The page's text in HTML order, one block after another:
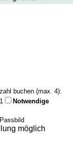
buchen (max. 4):
Notwendige
möglich